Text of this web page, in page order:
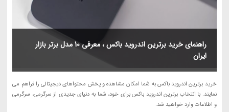
راهنمای خرید برترین اندروید باکس ، معرفی 10 مدل برتر بازار
ایران
خرید برترین اندروید باکس به شما امکان مشاهده و پخش محتواهای دیجیتالی را فراهم می
نمایند. با انتخاب برترین اندروید باکس برای خود، شما به دنیای جدیدی از سرگرمی، سرگرمی
و اطلاعات وارد خواهید شد.